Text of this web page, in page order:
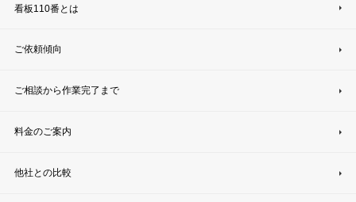
看板110番とは
ご依頼傾向
ご相談から作業完了まで
料金のご案内
他社との比較